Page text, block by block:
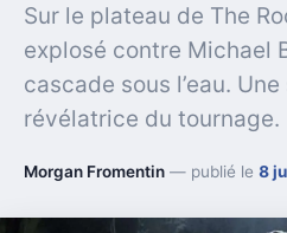
Sur le plateau de The
explosé contre Michael
cascade sous l’eau.
révélatrice du tournage.
Morgan Fromentin — publié le 8